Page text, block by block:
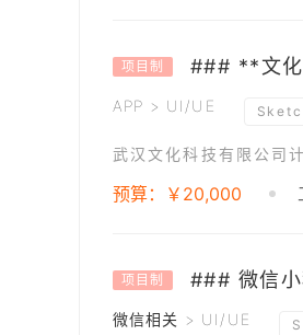
项目制 ### **文
APP > UI/UE
预算：￥20,000
项目制 ### 微信
微信相关 > UI/UE